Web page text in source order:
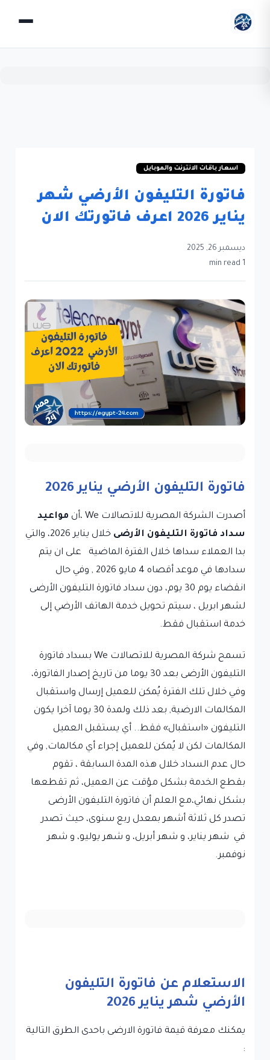
اسعار باقات الانترنت والموبايل
فاتورة التليفون الأرضي شهر
يناير 2026 اعرف فاتورتك الان
ديسمبر 26, 2025
1 min read
فاتورة التليفون الأرضي يناير 2026
أصدرت الشركة المصرية للاتصالات We ،أن
مواعيد
سداد فاتورة التليفون الأرضى
خلال يناير 2026، والتي
بدا العملاء سداها خلال الفترة الماضية على ان يتم
سدادها في موعد أقصاه 4 مايو 2026 , وفي حال
انقضاء يوم 30 يوم، دون سداد فاتورة التليفون الأرضى
لشهر ابريل ، سيتم تحويل خدمة الهاتف الأرضي إلى
خدمة استقبال فقط.
تسمح شركة المصرية للاتصالات We بسداد فاتورة
التليفون الأرضى بعد 30 يوما من تاريخ إصدار الفاتورة،
وفي خلال تلك الفترة يُمكن للعميل إرسال واستقبال
المكالمات الارضية, بعد ذلك ولمدة 30 يوما آخرا يكون
التليفون «استقبال» فقط.. أي يستقبل العميل
المكالمات لكن لا يُمكن للعميل إجراء أي مكالمات, وفي
حال عدم السداد خلال هذه المدة السابقة ، تقوم
بقطع الخدمة بشكل مؤقت عن العميل، ثم تقطعها
بشكل نهائي،مع العلم أن فاتورة التليفون الأرضى
تصدر كل ثلاثة أشهر بمعدل ربع سنوى، حيث تصدر
في شهر يناير، و شهر أبريل، و شهر يوليو، و شهر
نوفمبر.
الاستعلام عن فاتورة التليفون
الأرضي شهر يناير 2026
يمكنك معرفة قيمة فاتورة الارضى باحدى الطرق التالية
: